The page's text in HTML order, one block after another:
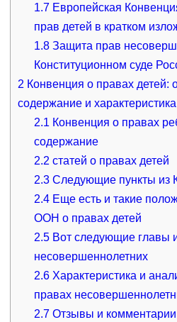
1.7 Европейская
прав детей в кратком
1.8 Защита прав
Конституционном суде
2 Конвенция о правах детей:
содержание и характеристика
2.1 Конвенция о правах
содержание
2.2 статей о правах детей
2.3 Следующие пункты из
2.4 Еще есть и такие
ООН о правах детей
2.5 Вот следующие главы
несовершеннолетних
2.6 Характеристика и
правах
2.7 Отзывы и комментарии